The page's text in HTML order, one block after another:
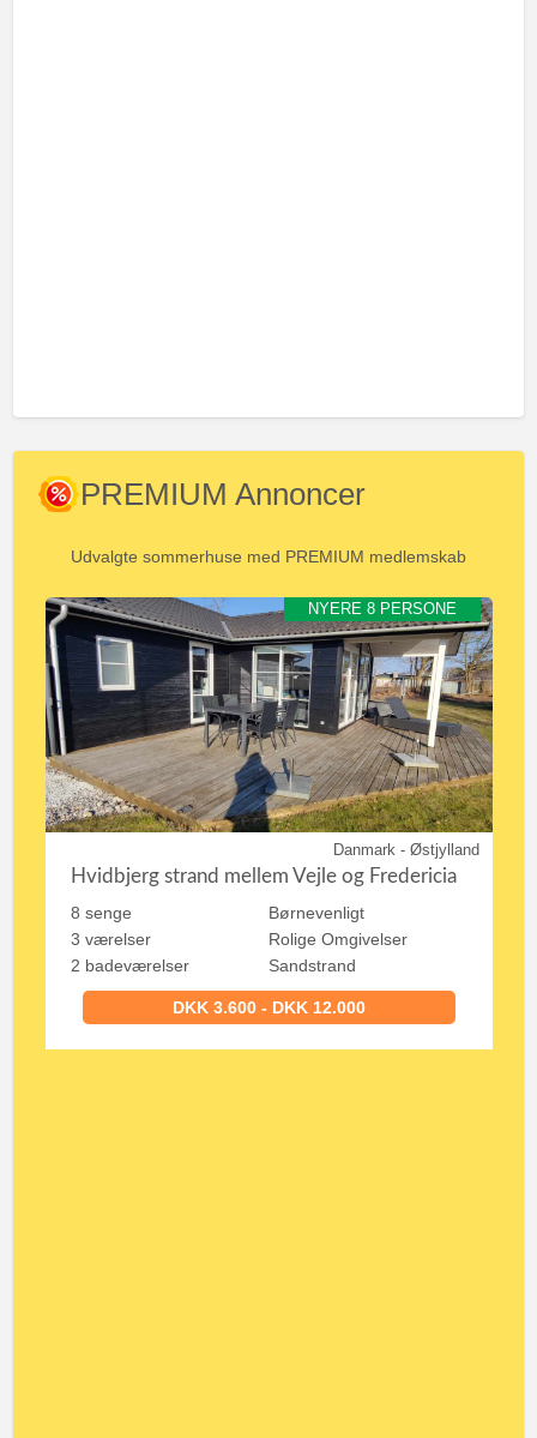
PREMIUM Annoncer
Udvalgte sommerhuse med PREMIUM medlemskab
NYERE 8 PERSONE
Danmark - Østjylland
Hvidbjerg strand mellem Vejle og Fredericia
8 senge
3 værelser
2 badeværelser
Børnevenligt
Rolige Omgivelser
Sandstrand
DKK 3.600 - DKK 12.000